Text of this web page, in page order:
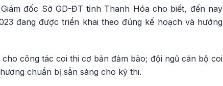
đốc Sở GD-ĐT tỉnh Thanh Hóa cho biết, đến nay
đang được triển khai theo đúng kế hoạch và hướng
công tác coi thi cơ bản đảm bảo; đội ngũ cán bộ coi
chuẩn bị sẵn sàng cho kỳ thi.